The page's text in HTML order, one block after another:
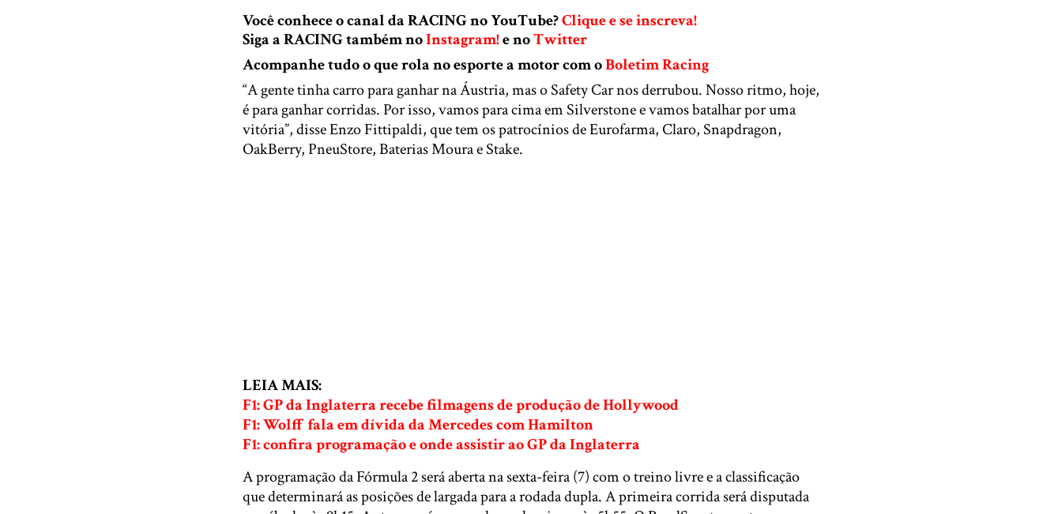
Você conhece o canal da RACING no YouTube?Clique e se inscreva!
Siga a RACING também noInstagram!e noTwitter
Acompanhe tudo o que rola no esporte a motor com oBoletim Racing
“A gente tinha carro para ganhar na Áustria, mas o Safety Car nos derrubou. Nosso ritmo, hoje,
é para ganhar corridas. Por isso, vamos para cima em Silverstone e vamos batalhar por uma
vitória”, disse Enzo Fittipaldi, que tem os patrocínios de Eurofarma, Claro, Snapdragon,
OakBerry, PneuStore, Baterias Moura e Stake.
LEIA MAIS:
F1: GP da Inglaterra recebe filmagens de produção de Hollywood
F1: Wolff fala em dívida da Mercedes com Hamilton
F1: confira programação e onde assistir ao GP da Inglaterra
A programação da Fórmula 2 será aberta na sexta-feira (7) com o treino livre e a classificação
que determinará as posições de largada para a rodada dupla. A primeira corrida será disputada